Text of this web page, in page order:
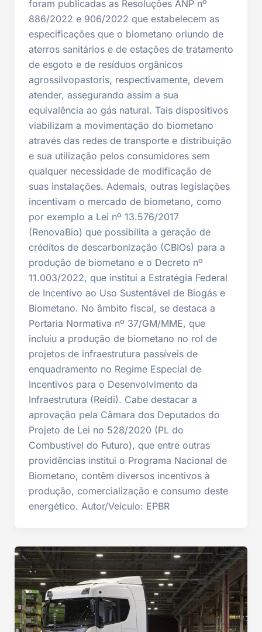
foram publicadas as Resoluções ANP nº
886/2022 e 906/2022 que estabelecem as
especificações que o biometano oriundo de
aterros sanitários e de estações de tratamento
de esgoto e de resíduos orgânicos
agrossilvopastoris, respectivamente, devem
atender, assegurando assim a sua
equivalência ao gás natural. Tais dispositivos
viabilizam a movimentação do biometano
através das redes de transporte e distribuição
e sua utilização pelos consumidores sem
qualquer necessidade de modificação de
suas instalações. Ademais, outras legislações
incentivam o mercado de biometano, como
por exemplo a Lei nº 13.576/2017
(RenovaBio) que possibilita a geração de
créditos de descarbonização (CBIOs) para a
produção de biometano e o Decreto nº
11.003/2022, que institui a Estratégia Federal
de Incentivo ao Uso Sustentável de Biogás e
Biometano. No âmbito fiscal, se destaca a
Portaria Normativa nº 37/GM/MME, que
incluiu a produção de biometano no rol de
projetos de infraestrutura passíveis de
enquadramento no Regime Especial de
Incentivos para o Desenvolvimento da
Infraestrutura (Reidi). Cabe destacar a
aprovação pela Câmara dos Deputados do
Projeto de Lei no 528/2020 (PL do
Combustível do Futuro), que entre outras
providências institui o Programa Nacional de
Biometano, contêm diversos incentivos à
produção, comercialização e consumo deste
energético. Autor/Veículo: EPBR